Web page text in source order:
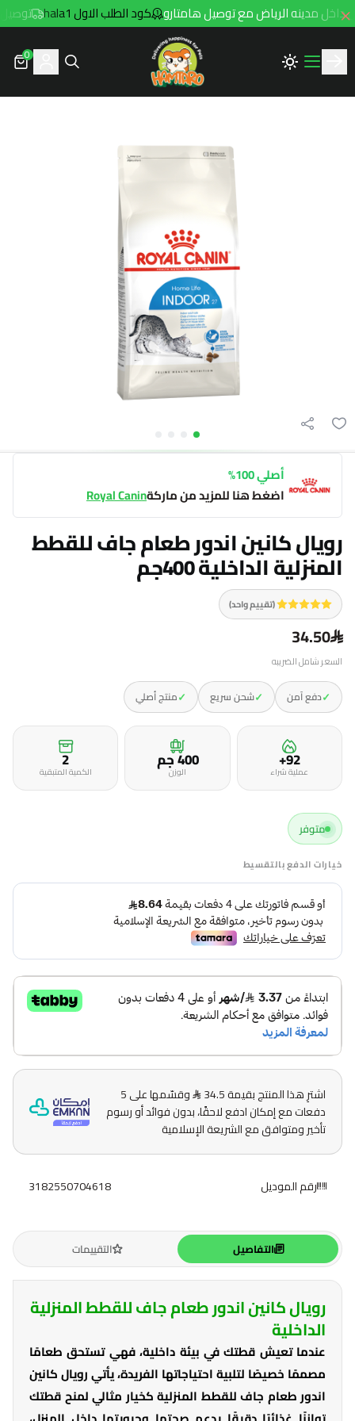
كود الطلب الاول hala1 توصيل مجاني
Hamtaro
0
أصلي 100%
اضغط هنا للمزيد من ماركةRoyal Canin
رويال كانين اندور طعام جاف للقطط
المنزلية الداخلية 400جم
(تقييم واحد)
34.50
السعر شامل الضريبه
✓دفع آمن ✓شحن سريع ✓منتج أصلي
92+
عملية شراء 400 جمالوزن 2
الكمية المتبقية
متوفر
خيارات الدفع بالتقسيط
اشترِ هذا المنتج بقيمة 34.5
وقسّمها على 5
دفعات مع إمكان ادفع لاحقًا، بدون فوائد أو رسوم
تأخير ومتوافق مع الشريعة الإسلامية
رقم الموديل 3182550704618
التفاصيل التقييمات
رويال كانين اندور طعام جاف للقطط المنزلية
الداخلية
عندما تعيش قطتك في بيئة داخلية، فهي تستحق طعامًا
مصممًا خصيصًا لتلبية احتياجاتها الفريدة، يأتي رويال كانين
اندور طعام جاف للقطط المنزلية كخيار مثالي لمنح قطتك